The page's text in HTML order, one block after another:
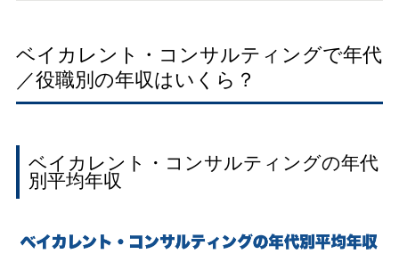
ベイカレント・コンサルティングで年代
／役職別の年収はいくら？
ベイカレント・コンサルティングの年代
別平均年収